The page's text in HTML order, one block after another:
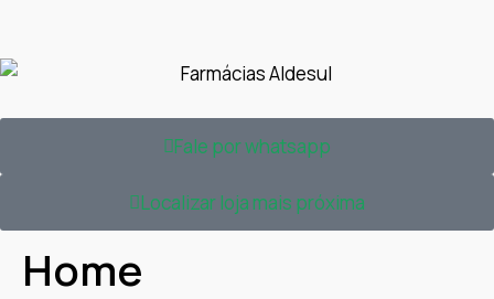
Fale por whatsapp
Localizar loja mais próxima
Home